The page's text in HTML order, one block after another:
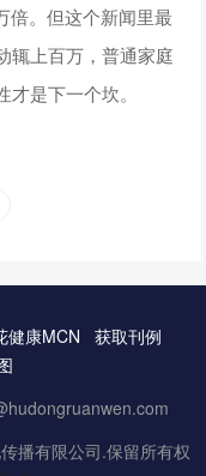
倍。但这个新闻里最
辄上百万，普通家庭
是下一个坎。
健康MCN
获取刊例
播有限公司.保留所有权